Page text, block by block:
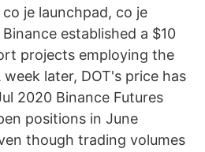
je launchpad, co je
established a $10
projects employing the
later, DOT's price has
2020 Binance Futures
positions in June
though trading volumes